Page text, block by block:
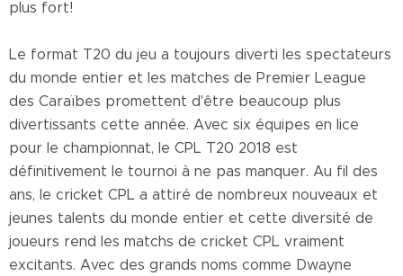
plus fort!
Le format T20 du jeu a toujours diverti les spectateurs
du monde entier et les matches de Premier League
des Caraïbes promettent d'être beaucoup plus
divertissants cette année. Avec six équipes en lice
pour le championnat, le CPL T20 2018 est
définitivement le tournoi à ne pas manquer. Au fil des
ans, le cricket CPL a attiré de nombreux nouveaux et
jeunes talents du monde entier et cette diversité de
joueurs rend les matchs de cricket CPL vraiment
excitants. Avec des grands noms comme Dwayne